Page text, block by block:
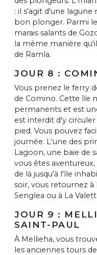
: il s'agit d'une
bon plonger. Parmi
marais salants de
la même manière
de Ramla.
JOUR 8 :
Vous prenez le ferry
de Comino. Cette île
permanents et est
est interdit d'y
pied. Vous pouvez
journée. L'une des
Lagoon, une baie de
vous êtes
de là jusqu'à l'île
soir, vous retournez à
Senglea ou à La
JOUR 9 :
SAINT-PAUL
À Mellieha, vous
les anciennes tours